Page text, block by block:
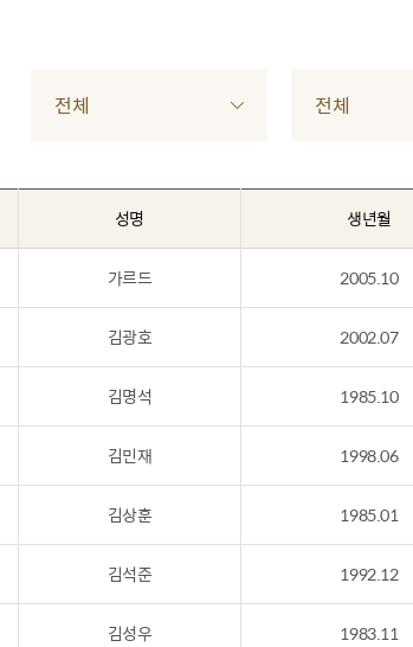
전체 전체
성명 생년월
가르드 2005.10
김광호 2002.07
김명석 1985.10
김민재 1998.06
김상훈 1985.01
김석준 1992.12
김성우 1983.11